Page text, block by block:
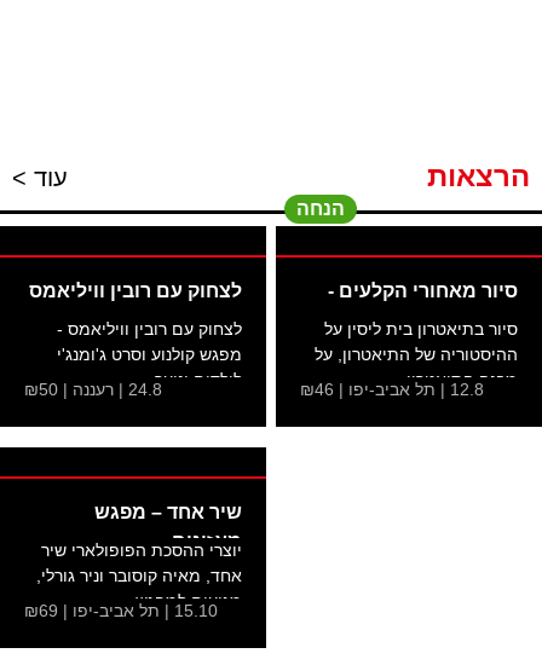
הרצאות עוד >
הנחה
סיור מאחורי הקלעים -
סיור בתיאטרון בית ליסין על
ההיסטוריה של התיאטרון, על
מבנה התיאטרון...
12.8 | תל אביב-יפו | ₪46
לצחוק עם רובין וויליאמס
לצחוק עם רובין וויליאמס -
מפגש קולנוע וסרט ג'ומנג'י
לילדים ונוער24.8 | רעננה | ₪50
שיר אחד – מפגש
מאזינים
יוצרי ההסכת הפופולארי שיר
אחד, מאיה קוסובר וניר גורלי,
מגיעים למפגש...
15.10 | תל אביב-יפו | ₪69